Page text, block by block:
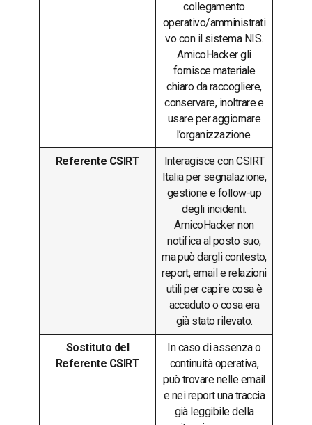
collegamento
operativo/amministrati
vo con il sistema NIS.
AmicoHacker gli
fornisce materiale
chiaro da raccogliere,
conservare, inoltrare e
usare per aggiornare
l’organizzazione.
Referente CSIRT
Interagisce con CSIRT
Italia per segnalazione,
gestione e follow-up
degli incidenti.
AmicoHacker non
notifica al posto suo,
ma può dargli contesto,
report, email e relazioni
utili per capire cosa è
accaduto o cosa era
già stato rilevato.
Sostituto del
Referente CSIRT
In caso di assenza o
continuità operativa,
può trovare nelle email
e nei report una traccia
già leggibile della